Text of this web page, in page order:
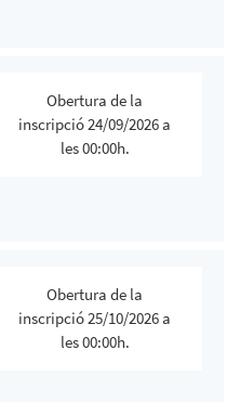
Obertura de la
inscripció 24/09/2026 a
les 00:00h.
Obertura de la
inscripció 25/10/2026 a
les 00:00h.